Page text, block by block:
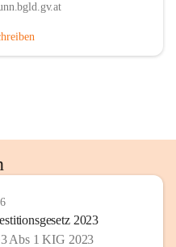
2023
Abs 1 KIG 2023